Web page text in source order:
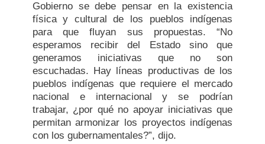
Gobierno se debe pensar en la existencia
física y cultural de los pueblos indígenas
para que fluyan sus propuestas. “No
esperamos recibir del Estado sino que
generamos iniciativas que no son
escuchadas. Hay líneas productivas de los
pueblos indígenas que requiere el mercado
nacional e internacional y se podrían
trabajar, ¿por qué no apoyar iniciativas que
permitan armonizar los proyectos indígenas
con los gubernamentales?”, dijo.